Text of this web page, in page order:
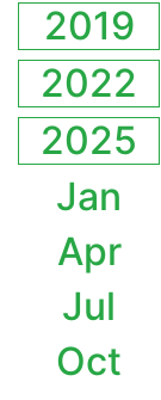
2019
2022
2025
Jan
Apr
Jul
Oct